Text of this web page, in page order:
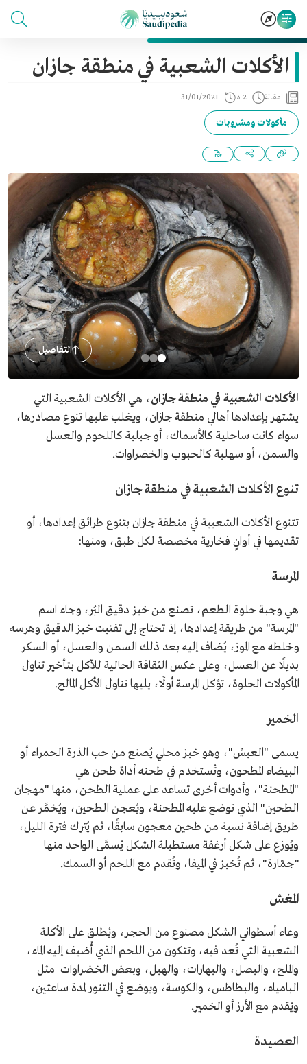
الأكلات الشعبية في منطقة جازان
مقالة 2 د 31/01/2021
مأكولات ومشروبات
التفاصيل
الأكلات الشعبية في منطقة جازان، هي الأكلات الشعبية التي
يشتهر بإعدادها أهالي منطقة جازان، ويغلب عليها تنوع مصادرها،
سواء كانت ساحلية كالأسماك، أو جبلية كاللحوم والعسل
والسمن، أو سهلية كالحبوب والخضراوات.
تنوع الأكلات الشعبية في منطقة جازان
تتنوع الأكلات الشعبية في منطقة جازان بتنوع طرائق إعدادها، أو
تقديمها في أوانٍ فخارية مخصصة لكل طبق، ومنها:
المرسة
هي وجبة حلوة الطعم، تصنع من خبز دقيق البُر، وجاء اسم
"المرسة" من طريقة إعدادها، إذ تحتاج إلى تفتيت خبز الدقيق وهرسه
وخلطه مع الموز، يُضاف إليه بعد ذلك السمن والعسل، أو السكر
بديلًا عن العسل، وعلى عكس الثقافة الحالية للأكل بتأخير تناول
المأكولات الحلوة، تؤكل المرسة أولًا، يليها تناول الأكل المالح.
الخمير
يسمى "العيش"، وهو خبز محلي يُصنع من حب الذرة الحمراء أو
البيضاء المطحون، وتُستخدم في طحنه أداة طحن هي
"المطحنة"، وأدوات أخرى تساعد على عملية الطحن، منها "مهجان
الطحين" الذي توضع عليه المطحنة، ويُعجن الطحين، ويُخمَّر عن
طريق إضافة نسبة من طحين معجون سابقًا، ثم يُترك فترة الليل،
ويُوزع على شكل أرغفة مستطيلة الشكل يُسمَّى الواحد منها
"جمّارة"، ثم تُخبز في الميفا، وتُقدم مع اللحم أو السمك.
المغش
وعاء أسطواني الشكل مصنوع من الحجر، ويُطلق على الأكلة
الشعبية التي تُعد فيه، وتتكون من اللحم الذي أُضيف إليه الماء،
والملح، والبصل، والبهارات، والهيل، وبعض الخضراوات مثل
البامياء، والبطاطس، والكوسة، ويوضع في التنور لمدة ساعتين،
ويُقدم مع الأرز أو الخمير.
العصيدة